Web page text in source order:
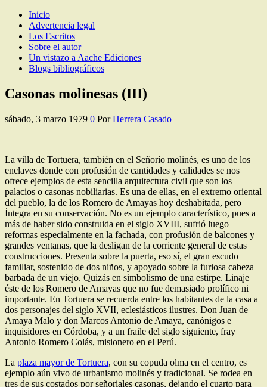
Los Escritos de Herrera Casado
Artículos y comentarios sobre Guadalajara
Inicio
Advertencia legal
Los Escritos
Sobre el autor
Un vistazo a Aache Ediciones
Blogs bibliográficos
Casonas molinesas (III)
sábado, 3 marzo 1979 0 Por Herrera Casado
La villa de Tortuera, también en el Señorío molinés, es uno de los
enclaves donde con profusión de cantidades y calidades se nos
ofrece ejemplos de esta sencilla arquitectura civil que son los
palacios o casonas nobiliarias. Es una de ellas, en el extremo oriental
del pueblo, la de los Romero de Amayas hoy deshabitada, pero
Íntegra en su conservación. No es un ejemplo característico, pues a
más de haber sido construida en el siglo XVIII, sufrió luego
reformas especialmente en la fachada, con profusión de balcones y
grandes ventanas, que la desligan de la corriente general de estas
construcciones. Presenta sobre la puerta, eso sí, el gran escudo
familiar, sostenido de dos niños, y apoyado sobre la furiosa cabeza
barbada de un viejo. Quizás en simbolismo de una estirpe. Linaje
éste de los Romero de Amayas que no fue demasiado prolífico ni
importante. En Tortuera se recuerda entre los habitantes de la casa a
dos personajes del siglo XVII, eclesiásticos ilustres. Don Juan de
Amaya Malo y don Marcos Antonio de Amaya, canónigos e
inquisidores en Córdoba, y a un fraile del siglo siguiente, fray
Antonio Romero Colás, misionero en el Perú.
La plaza mayor de Tortuera, con su copuda olma en el centro, es
ejemplo aún vivo de urbanismo molinés y tradicional. Se rodea en
tres de sus costados por señoriales casonas, dejando el cuarto para